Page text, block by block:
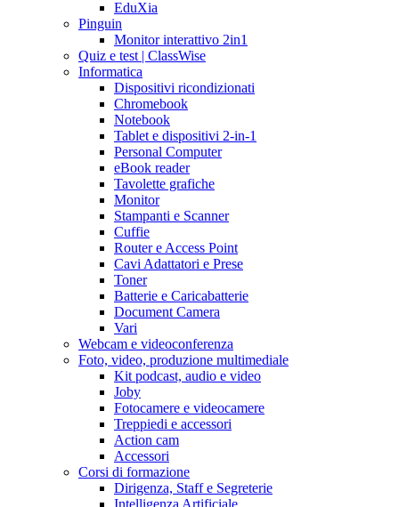
EduXia
Pinguin
Monitor interattivo 2in1
Quiz e test | ClassWise
Informatica
Dispositivi ricondizionati
Chromebook
Notebook
Tablet e dispositivi 2-in-1
Personal Computer
eBook reader
Tavolette grafiche
Monitor
Stampanti e Scanner
Cuffie
Router e Access Point
Cavi Adattatori e Prese
Toner
Batterie e Caricabatterie
Document Camera
Vari
Webcam e videoconferenza
Foto, video, produzione multimediale
Kit podcast, audio e video
Joby
Fotocamere e videocamere
Treppiedi e accessori
Action cam
Accessori
Corsi di formazione
Dirigenza, Staff e Segreterie
Intelligenza Artificiale